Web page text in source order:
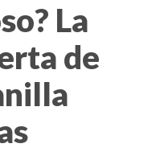
La
de